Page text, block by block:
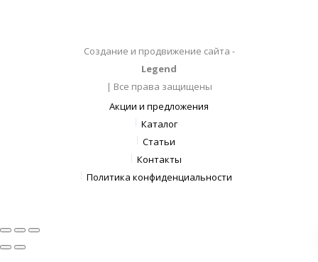
Создание и продвижение сайта -
Legend
| Все права защищены
Акции и предложения
Каталог
Статьи
Контакты
Политика конфиденциальности